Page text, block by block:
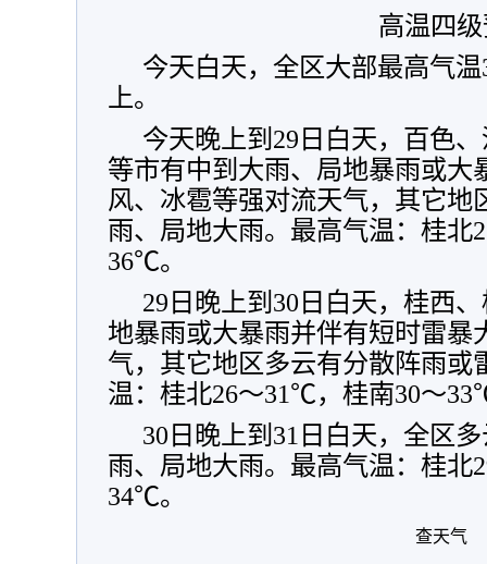
高温四
今天白天，全区大部最高气
上。
今天晚上到29日白天，百色
等市有中到大雨、局地暴雨或大
风、冰雹等强对流天气，其它地
雨、局地大雨。最高气温：桂北
36℃。
29日晚上到30日白天，桂西
地暴雨或大暴雨并伴有短时雷暴
气，其它地区多云有分散阵雨或
温：桂北26～31℃，桂南30～
30日晚上到31日白天，全区
雨、局地大雨。最高气温：桂北
34℃。
查天气